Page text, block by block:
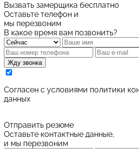
Вызвать замерщика бесплатно
Оставьте телефон и
мы перезвоним
В какое время вам позвонить?
Жду звонка
Cогласен с условиями политики
данных
Отправить резюме
Оставьте контактные данные,
и мы перезвоним